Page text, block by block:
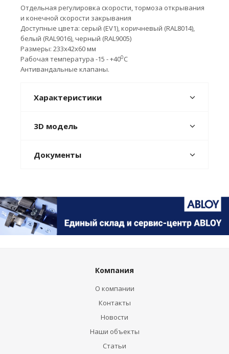
Отдельная регулировка скорости, тормоза открывания
и конечной скорости закрывания
Доступные цвета: серый (EV1), коричневый (RAL8014),
белый (RAL9016), черный (RAL9005)
Размеры: 233х42х60 мм
Рабочая температура -15 - +400C
Антивандальные клапаны.
Характеристики
3D модель
Документы
Компания
О компании
Контакты
Новости
Наши объекты
Статьи